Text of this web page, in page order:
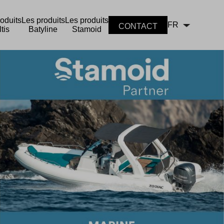
Les produits
Batyline
Les produits
Stamoid
CONTACT FR